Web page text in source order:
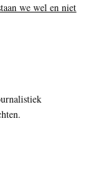
we wel en niet